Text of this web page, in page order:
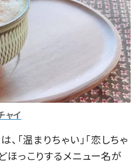
ャイ
「温まりちゃい」「恋しちゃ
どほっこりするメニュー名が